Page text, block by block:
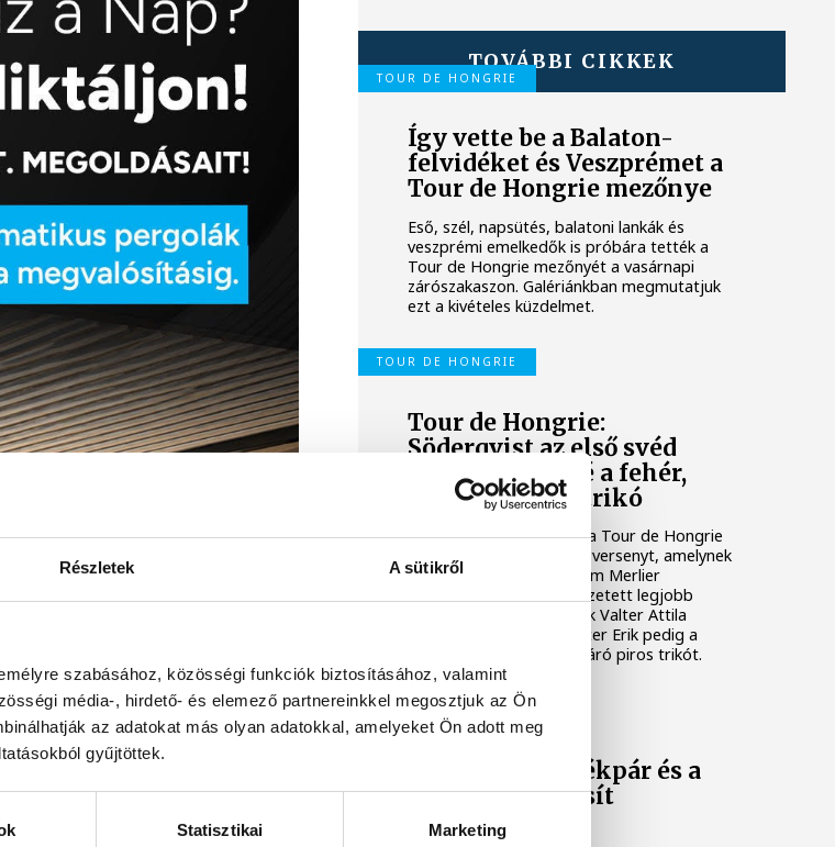
Részletek A sütikről
szabásához, közösségi funkciók biztosításához, valamint
média-, hirdető- és elemező partnereinkkel megosztjuk az Ön
az adatokat más olyan adatokkal, amelyeket Ön adott meg
gyűjtöttek.
Statisztikai Marketing
TOVÁBBI CIKKEK
TOUR DE HONGRIE
Így vette be a Balaton-
felvidéket és Veszprémet a
Tour de Hongrie mezőnye
Eső, szél, napsütés, balatoni lankák és
veszprémi emelkedők is próbára tették a
Tour de Hongrie mezőnyét a vasárnapi
zárószakaszon. Galériánkban megmutatjuk
ezt a kivételes küzdelmet.
TOUR DE HONGRIE
Tour de Hongrie:
Söderqvist az első svéd
győztes, Valteré a fehér,
Fetteré a piros trikó
Jakob Söderqvist nyerte a Tour de Hongrie
országúti kerékpáros körversenyt, amelynek
vasárnapi záróetapján Tim Merlier
diadalmaskodott. Az összetett legjobb
magyarjaként a kilencedik Valter Attila
érdemelte ki a fehér, Fetter Erik pedig a
legjobb hegyi menőnek járó piros trikót.
SPORT
Vasárnap a kerékpár és a
kézilabda is hasít
Veszprémben